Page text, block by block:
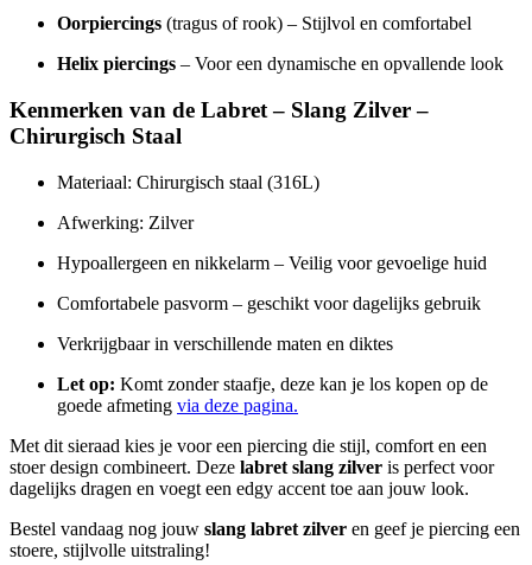
Oorpiercings (tragus of rook) – Stijlvol en comfortabel
Helix piercings – Voor een dynamische en opvallende look
Kenmerken van de Labret – Slang Zilver –
Chirurgisch Staal
Materiaal: Chirurgisch staal (316L)
Afwerking: Zilver
Hypoallergeen en nikkelarm – Veilig voor gevoelige huid
Comfortabele pasvorm – geschikt voor dagelijks gebruik
Verkrijgbaar in verschillende maten en diktes
Let op: Komt zonder staafje, deze kan je los kopen op de
goede afmeting via deze pagina.
Met dit sieraad kies je voor een piercing die stijl, comfort en een
stoer design combineert. Deze labret slang zilver is perfect voor
dagelijks dragen en voegt een edgy accent toe aan jouw look.
Bestel vandaag nog jouw slang labret zilver en geef je piercing een
stoere, stijlvolle uitstraling!